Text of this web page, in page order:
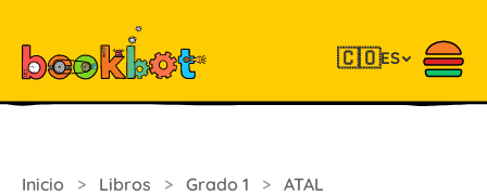
🇨🇴ES
Inicio > Libros > Grado 1 > ATAL